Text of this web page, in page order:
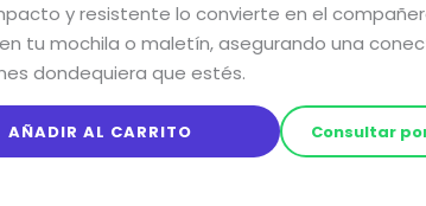
y resistente lo convierte en el
tu mochila o maletín,asegurando una
dondequiera que estés.
AÑADIR AL CARRITO Consultar